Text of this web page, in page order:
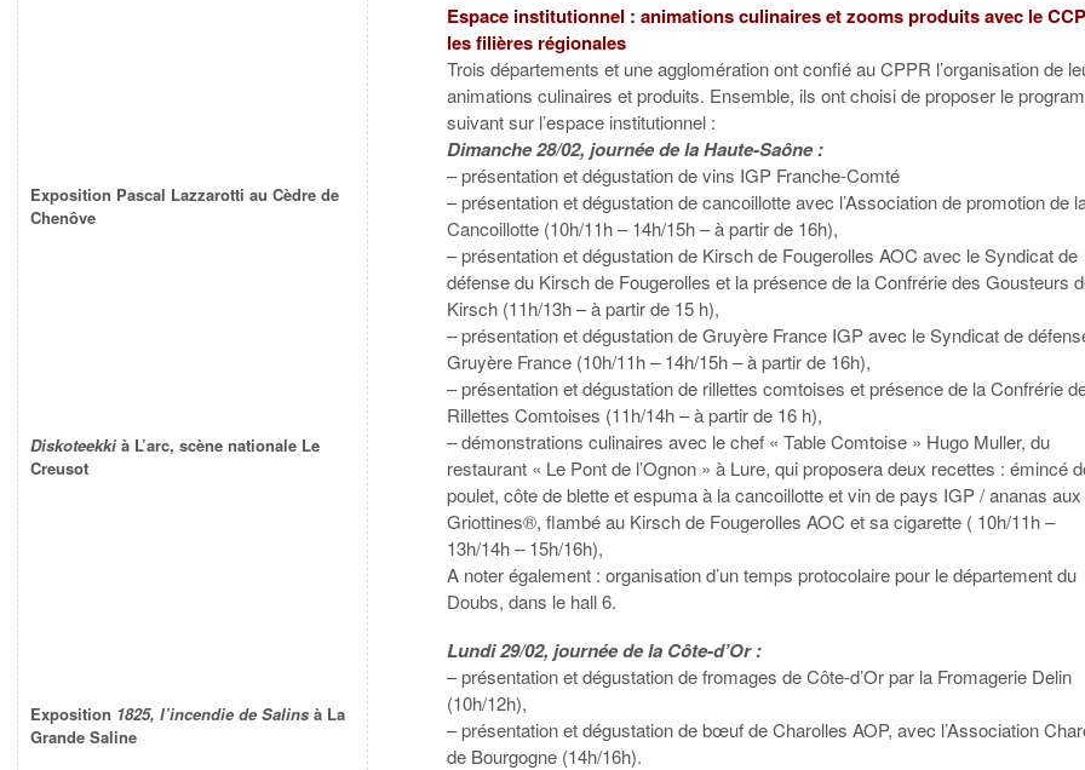
Espace institutionnel : animations culinaires et zooms produits avec le
les filières régionales
Trois départements et une agglomération ont confié au CPPR l’organisation de
animations culinaires et produits. Ensemble, ils ont choisi de proposer le
suivant sur l’espace institutionnel :
Dimanche 28/02, journée de la Haute-Saône :
– présentation et dégustation de vins IGP Franche-Comté
– présentation et dégustation de cancoillotte avec l’Association de promotion de
Cancoillotte (10h/11h – 14h/15h – à partir de 16h),
– présentation et dégustation de Kirsch de Fougerolles AOC avec le Syndicat de
défense du Kirsch de Fougerolles et la présence de la Confrérie des Gousteurs
Kirsch (11h/13h – à partir de 15 h),
– présentation et dégustation de Gruyère France IGP avec le Syndicat de
Gruyère France (10h/11h – 14h/15h – à partir de 16h),
– présentation et dégustation de rillettes comtoises et présence de la Confrérie
Rillettes Comtoises (11h/14h – à partir de 16 h),
– démonstrations culinaires avec le chef « Table Comtoise » Hugo Muller, du
restaurant « Le Pont de l’Ognon » à Lure, qui proposera deux recettes : émincé
poulet, côte de blette et espuma à la cancoillotte et vin de pays IGP / ananas aux
Griottines®, flambé au Kirsch de Fougerolles AOC et sa cigarette ( 10h/11h –
13h/14h – 15h/16h),
A noter également : organisation d’un temps protocolaire pour le département du
Doubs, dans le hall 6.
Lundi 29/02, journée de la Côte-d’Or :
– présentation et dégustation de fromages de Côte-d’Or par la Fromagerie Delin
(10h/12h),
– présentation et dégustation de bœuf de Charolles AOP, avec l’Association
de Bourgogne (14h/16h).
Exposition Pascal Lazzarotti au Cèdre de
Chenôve
Diskoteekki à L’arc, scène nationale Le
Creusot
Exposition 1825, l’incendie de Salins à La
Grande Saline